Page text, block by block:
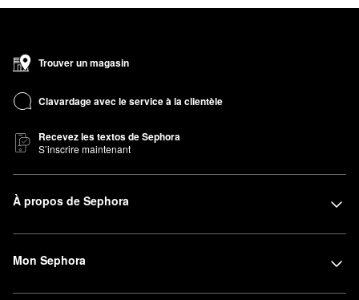
Trouver un magasin
Clavardage avec le service à la clientèle
Recevez les textos de Sephora
S’inscrire maintenant
À propos de Sephora
Mon Sephora